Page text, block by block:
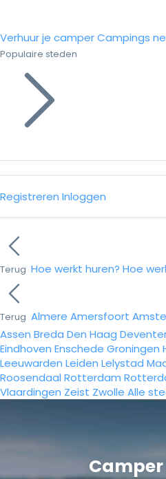
Verhuur je camperCampings
Populaire steden
Registreren Inloggen
Terug Hoe werkt huren? Hoe
Terug Almere Amersfoort
Assen Breda Den Haag
Eindhoven Enschede Groningen
Leeuwarden Leiden Lelystad
Roosendaal Rotterdam
Vlaardingen Zeist Zwolle Alle